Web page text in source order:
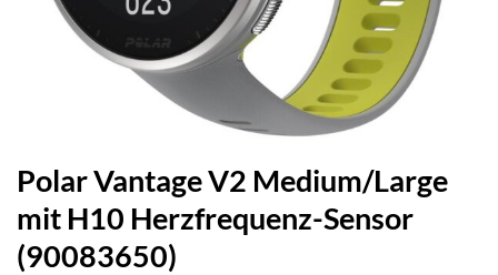
Polar Vantage V2 Medium/Large
mit H10 Herzfrequenz-Sensor
(90083650)